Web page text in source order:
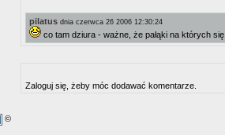
pilatus dnia czerwca 26 2006 12:30:24
co tam dziura - ważne, że pałąki na których
Zaloguj się, żeby móc dodawać komentarze.
©